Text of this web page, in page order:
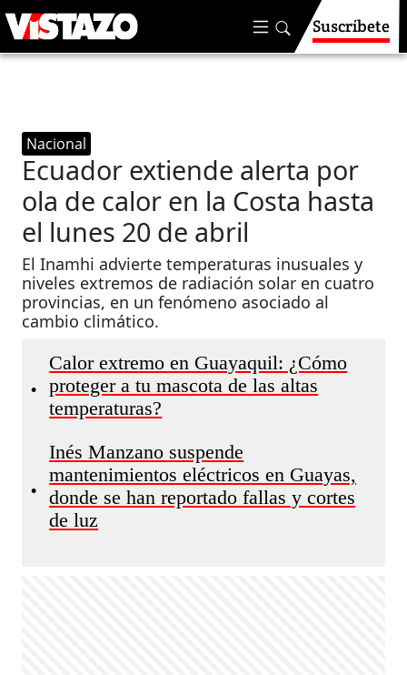
Suscríbete
Nacional
Ecuador extiende alerta por
ola de calor en la Costa hasta
el lunes 20 de abril
El Inamhi advierte temperaturas inusuales y
niveles extremos de radiación solar en cuatro
provincias, en un fenómeno asociado al
cambio climático.
•
Calor extremo en Guayaquil: ¿Cómo
proteger a tu mascota de las altas
temperaturas?
•
Inés Manzano suspende
mantenimientos eléctricos en Guayas,
donde se han reportado fallas y cortes
de luz